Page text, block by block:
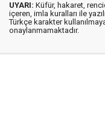
UYARI: Küfür, hakaret,
içeren, imla kuralları ile
Türkçe karakter
onaylanmamaktadır.